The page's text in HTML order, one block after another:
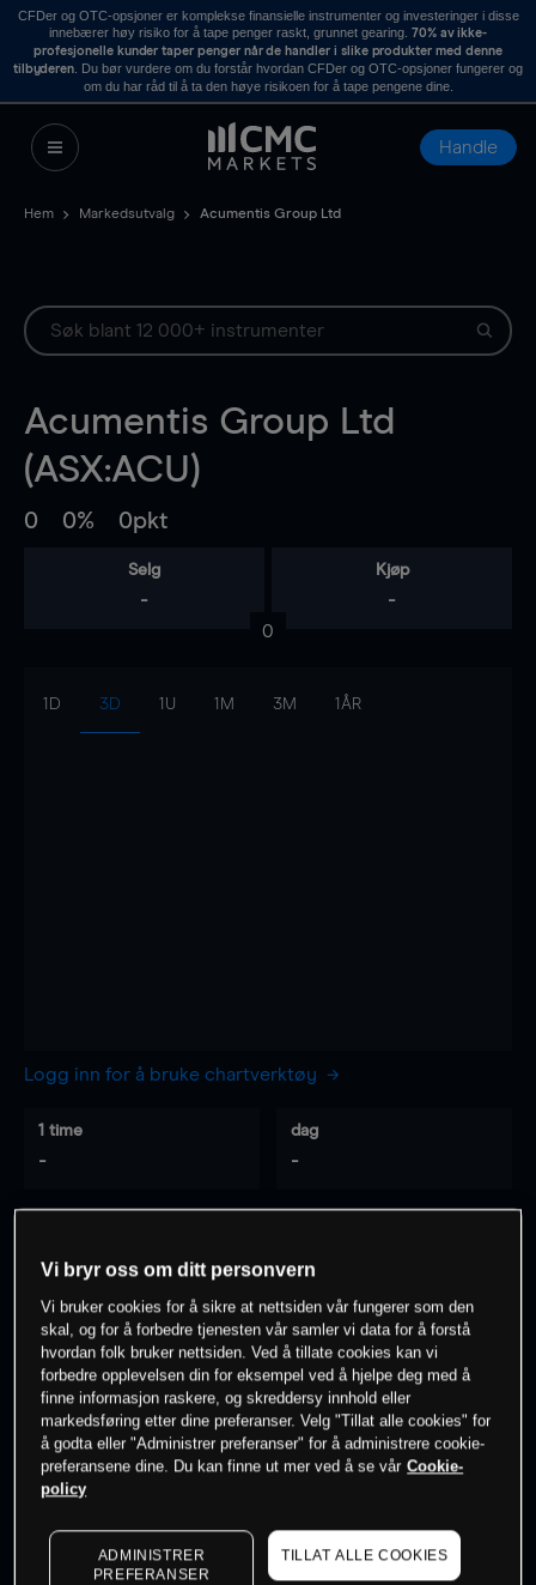
CFDer og OTC-opsjoner er komplekse finansielle instrumenter og investeringer i disse
innebærer høy risiko for å tape penger raskt, grunnet gearing. 70% av ikke-
profesjonelle kunder taper penger når de handler i slike produkter med denne
tilbyderen . Du bør vurdere om du forstår hvordan CFDer og OTC-opsjoner fungerer og
om du har råd til å ta den høye risikoen for å tape pengene dine.
Handle
Hem Markedsutvalg Acumentis Group Ltd
Acumentis Group Ltd
(ASX:ACU)
0 0% 0pkt
Selg
-
Kjøp
-
0
1D 3D 1U 1M 3M 1ÅR
Logg inn for å bruke chartverktøy
1 time
-
dag
-
- -
0% av kunder erpå dette instrumentet
Søk om konto
Vi bryr oss om ditt personvern
Vi bruker cookies for å sikre at nettsiden vår fungerer som den
skal, og for å forbedre tjenesten vår samler vi data for å forstå
hvordan folk bruker nettsiden. Ved å tillate cookies kan vi
forbedre opplevelsen din for eksempel ved å hjelpe deg med å
finne informasjon raskere, og skreddersy innhold eller
markedsføring etter dine preferanser. Velg "Tillat alle cookies" for
å godta eller "Administrer preferanser" for å administrere cookie-
preferansene dine. Du kan finne ut mer ved å se vår Cookie-
policy
ADMINISTRER
PREFERANSER
TILLAT ALLE COOKIES